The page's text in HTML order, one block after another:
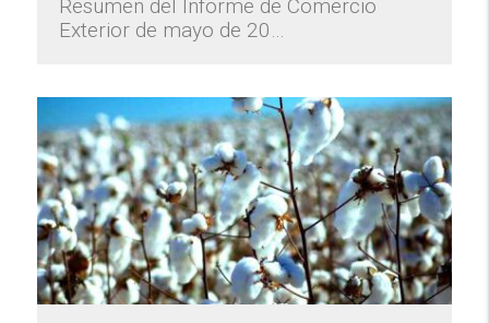
Resumen del Informe de Comercio
Exterior de mayo de 20…